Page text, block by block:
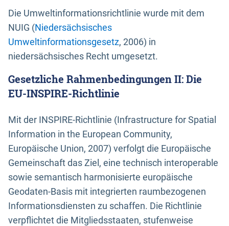
Die Umweltinformationsrichtlinie wurde mit dem
NUIG (Niedersächsisches
Umweltinformationsgesetz, 2006) in
niedersächsisches Recht umgesetzt.
Gesetzliche Rahmenbedingungen II: Die
EU-INSPIRE-Richtlinie
Mit der INSPIRE-Richtlinie (Infrastructure for Spatial
Information in the European Community,
Europäische Union, 2007) verfolgt die Europäische
Gemeinschaft das Ziel, eine technisch interoperable
sowie semantisch harmonisierte europäische
Geodaten-Basis mit integrierten raumbezogenen
Informationsdiensten zu schaffen. Die Richtlinie
verpflichtet die Mitgliedsstaaten, stufenweise